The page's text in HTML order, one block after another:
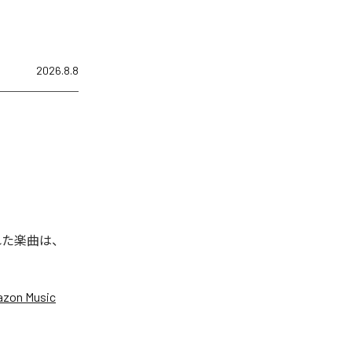
2026.8.8
楽曲は、
Music